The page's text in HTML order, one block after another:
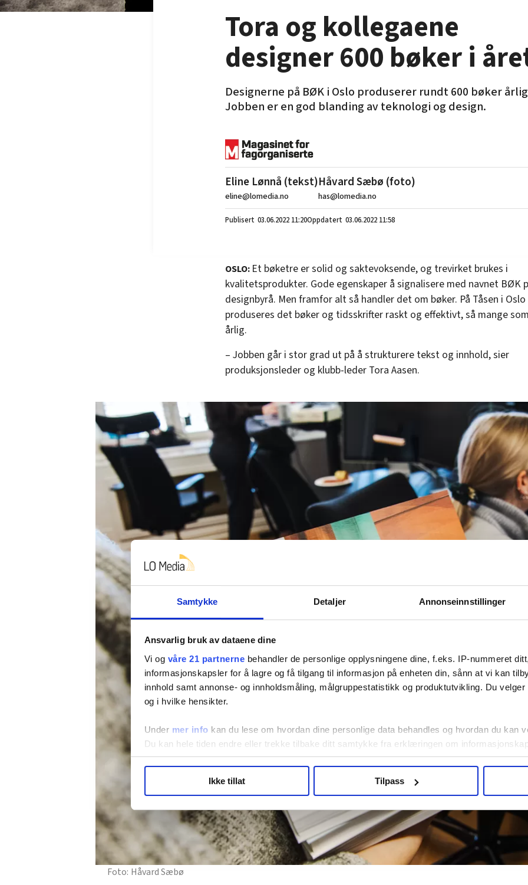
Samtykke Detaljer Annonseinnstillinger
Ansvarlig bruk av dataene dine
Vi og våre 21 partnerne behandler de personlige opplysningene dine, f.eks. IP-nummeret
informasjonskapsler for å lagre og få tilgang til informasjon på enheten din, sånn at vi kan
innhold samt annonse- og innholdsmåling, målgruppestatistikk og produktutvikling. Du
og i hvilke hensikter.
Under mer info kan du lese om hvordan dine personlige data behandles og hvordan du kan
Du kan hele tiden endre eller trekke tilbake ditt samtykke fra erklæringen om
hvordan våre nettsider blir brukt slik at vi tilby relevant innhold, tilpassede annonser og
annonsering. Disse er angitt i oversikten lengre ned på denne siden.
Ikke tillat Tilpass
Tora og kollegaene
designer 600 bøker i
Designerne på BØK i Oslo produserer rundt 600 bøker
Jobben er en god blanding av teknologi og design.
Eline Lønnå (tekst)
eline@lomedia.no
Håvard Sæbø (foto)
has@lomedia.no
03.06.2022 11:20 03.06.2022 11:58
OSLO: Et bøketre er solid og saktevoksende, og trevirket brukes i
kvalitetsprodukter. Gode egenskaper å signalisere med navnet BØK
designbyrå. Men framfor alt så handler det om bøker. På Tåsen i Oslo
produseres det bøker og tidsskrifter raskt og effektivt, så mange
årlig.
– Jobben går i stor grad ut på å strukturere tekst og innhold, sier
produksjonsleder og klubb-leder Tora Aasen.
Håvard Sæbø